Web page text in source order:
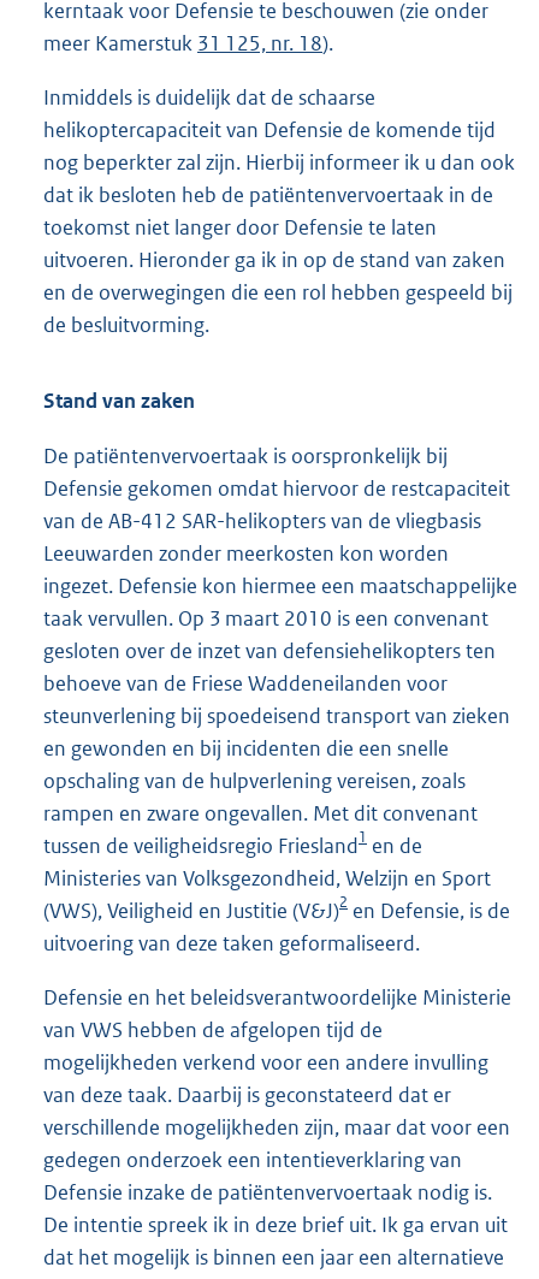
kerntaak voor Defensie te beschouwen (zie onder
meer Kamerstuk 31 125, nr. 18).
Inmiddels is duidelijk dat de schaarse
helikoptercapaciteit van Defensie de komende tijd
nog beperkter zal zijn. Hierbij informeer ik u dan ook
dat ik besloten heb de patiëntenvervoertaak in de
toekomst niet langer door Defensie te laten
uitvoeren. Hieronder ga ik in op de stand van zaken
en de overwegingen die een rol hebben gespeeld bij
de besluitvorming.
Stand van zaken
De patiëntenvervoertaak is oorspronkelijk bij
Defensie gekomen omdat hiervoor de restcapaciteit
van de AB-412 SAR-helikopters van de vliegbasis
Leeuwarden zonder meerkosten kon worden
ingezet. Defensie kon hiermee een maatschappelijke
taak vervullen. Op 3 maart 2010 is een convenant
gesloten over de inzet van defensiehelikopters ten
behoeve van de Friese Waddeneilanden voor
steunverlening bij spoedeisend transport van zieken
en gewonden en bij incidenten die een snelle
opschaling van de hulpverlening vereisen, zoals
rampen en zware ongevallen. Met dit convenant
tussen de veiligheidsregio Friesland1 en de
Ministeries van Volksgezondheid, Welzijn en Sport
(VWS), Veiligheid en Justitie (V&J)2 en Defensie, is de
uitvoering van deze taken geformaliseerd.
Defensie en het beleidsverantwoordelijke Ministerie
van VWS hebben de afgelopen tijd de
mogelijkheden verkend voor een andere invulling
van deze taak. Daarbij is geconstateerd dat er
verschillende mogelijkheden zijn, maar dat voor een
gedegen onderzoek een intentieverklaring van
Defensie inzake de patiëntenvervoertaak nodig is.
De intentie spreek ik in deze brief uit. Ik ga ervan uit
dat het mogelijk is binnen een jaar een alternatieve